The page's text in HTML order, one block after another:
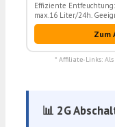
Effiziente
max.16 Liter/24h.
Zum
* Affiliate-Links:
📊 2G